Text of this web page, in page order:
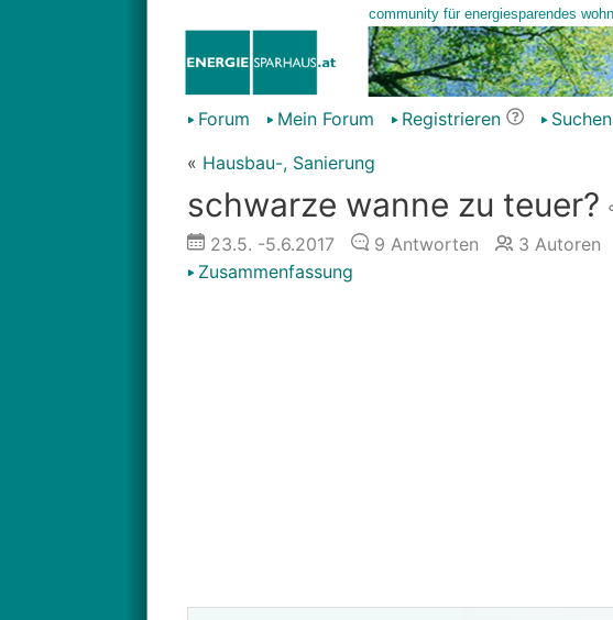
Forum Mein Forum Registrieren
Suchen
« Hausbau-, Sanierung
schwarze wanne zu teuer?
23.5. -5.6.2017 9 Antworten 3 Autoren
Zusammenfassung